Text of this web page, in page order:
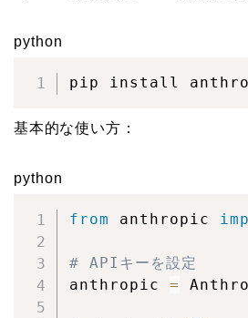
python
pip install
基本的な使い方：
python
from anthropic
# APIキーを設定
anthropic =